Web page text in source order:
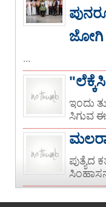
ಜೋಗಿ
...
ಇಂದು
ಸಿಗುವ
ಪುತ್ಯೆದ